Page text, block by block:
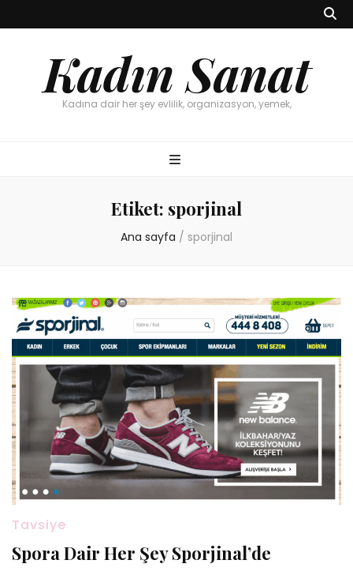
Kadın Sanat
Kadına dair her şey evlilik, organizasyon, yemek,
Etiket: sporjinal
Ana sayfa / sporjinal
Tavsiye
Spora Dair Her Şey Sporjinal’de